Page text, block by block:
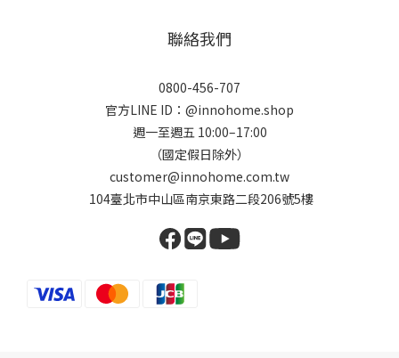
聯絡我們
0800-456-707
官方LINE ID：@innohome.shop
週一至週五 10:00–17:00
（國定假日除外）
customer@innohome.com.tw
104臺北市中山區南京東路二段206號5樓